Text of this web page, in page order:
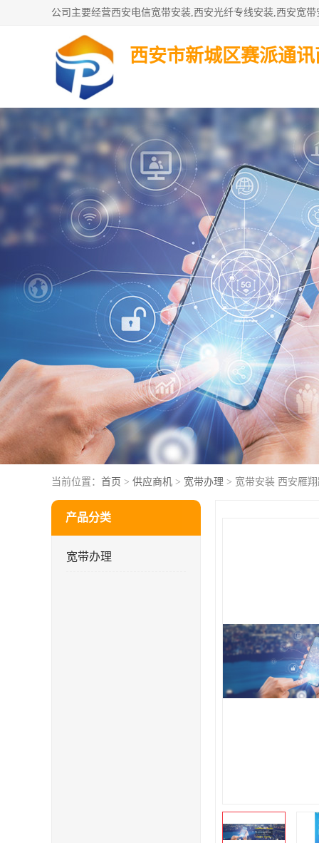
西安市新城区赛派通
当前位置： 首页 > 供应商机 > 宽带办理 > 宽带安装 西安雁
产品分类
宽带办理